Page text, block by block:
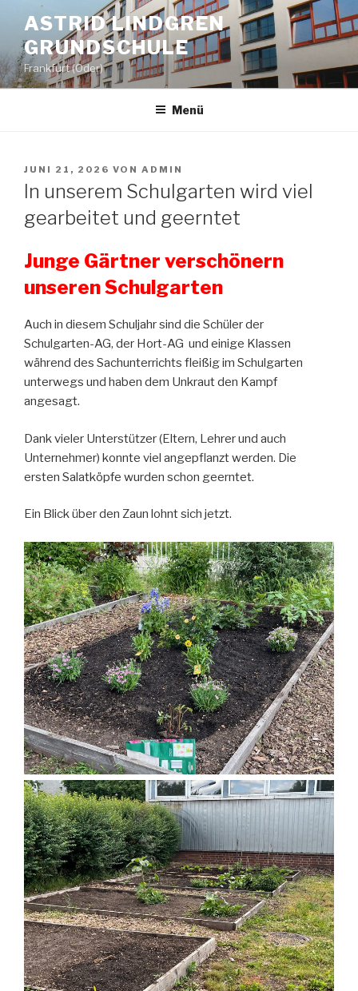
Inhalt
springen
ASTRID LINDGREN
GRUNDSCHULE
Frankfurt (Oder)
Menü
VERÖFFENTLICHT
AM
JUNI 21, 2026 VON ADMIN
In unserem Schulgarten wird viel
gearbeitet und geerntet
Junge Gärtner verschönern
unseren Schulgarten
Auch in diesem Schuljahr sind die Schüler der
Schulgarten-AG, der Hort-AG und einige Klassen
während des Sachunterrichts fleißig im Schulgarten
unterwegs und haben dem Unkraut den Kampf
angesagt.
Dank vieler Unterstützer (Eltern, Lehrer und auch
Unternehmer) konnte viel angepflanzt werden. Die
ersten Salatköpfe wurden schon geerntet.
Ein Blick über den Zaun lohnt sich jetzt.